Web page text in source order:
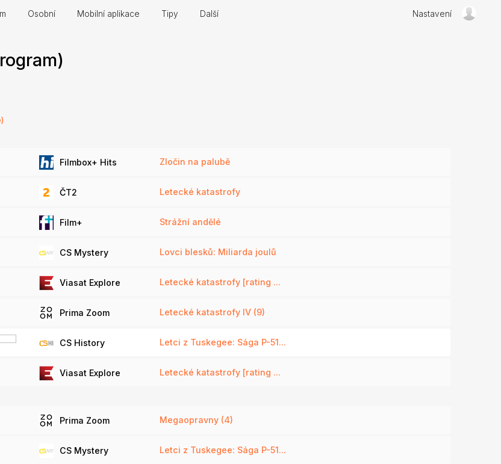
Osobní Mobilní aplikace Tipy Další Nastavení
Filmbox+ Hits Zločin na palubě
ČT2 Letecké katastrofy
Film+ Strážní andělé
CS Mystery Lovci blesků: Miliarda joulů
Viasat Explore Letecké katastrofy [rating ...
Prima Zoom Letecké katastrofy IV (9)
CS History Letci z Tuskegee: Sága P-51...
Viasat Explore Letecké katastrofy [rating ...
Prima Zoom Megaopravny (4)
CS Mystery Letci z Tuskegee: Sága P-51...